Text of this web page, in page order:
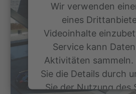
Wir verwenden
eines
Videoinhalte
Service kann
Aktivitäten sammeln.
Sie die Details durch
Sie der Nutzung des